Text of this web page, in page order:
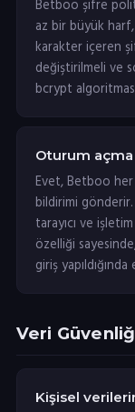
Betboo şifre
az bir büyük
karakter içeren
değiştirilmeli ve
bcrypt
Oturum
Evet, Betboo
bildirimi
tarayıcı ve
özelliği
giriş
Veri
Kişisel